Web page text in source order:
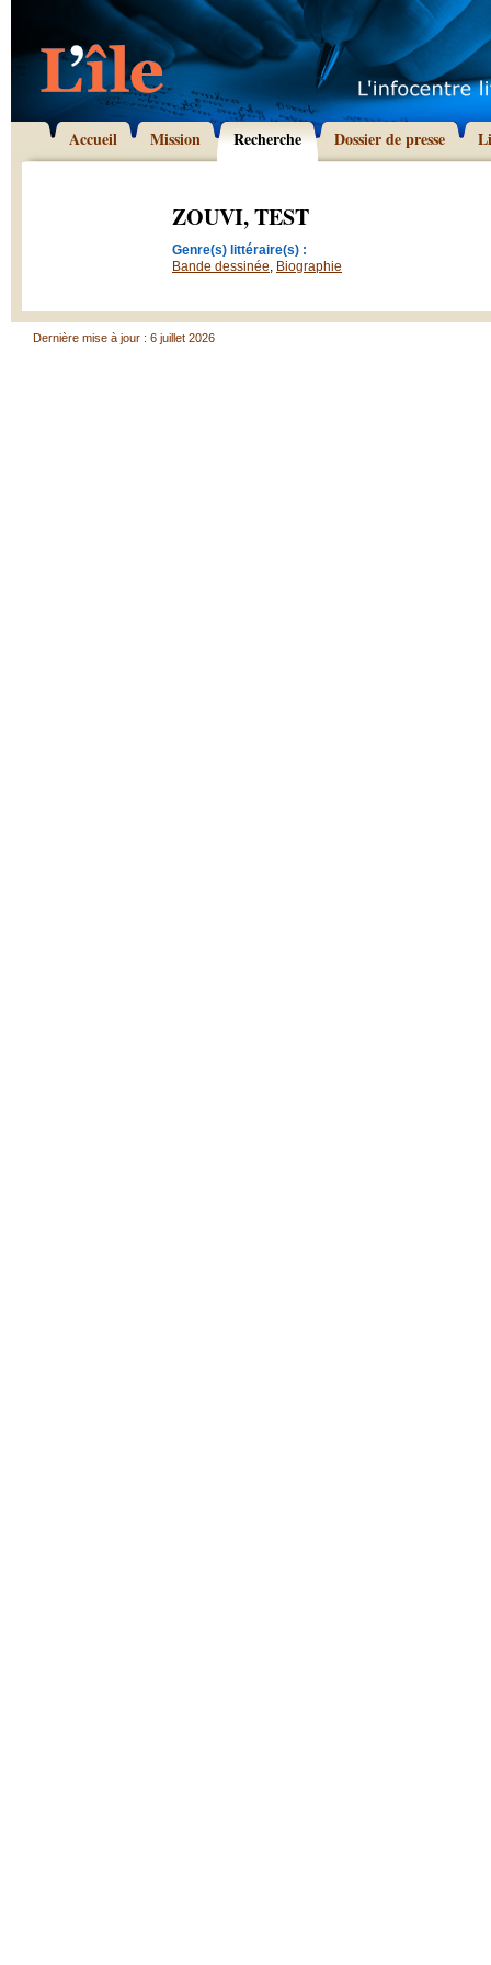
Accueil Mission Recherche Dossier de presse
ZOUVI, TEST
Genre(s) littéraire(s) :
Bande dessinée, Biographie
Dernière mise à jour : 6 juillet 2026